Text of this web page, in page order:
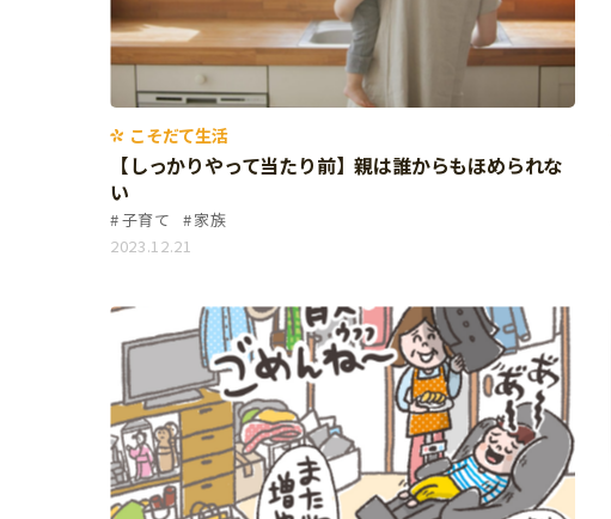
こそだて生活
【しっかりやって当たり前】親は誰からもほめられな
い
子育て
家族
2023.12.21